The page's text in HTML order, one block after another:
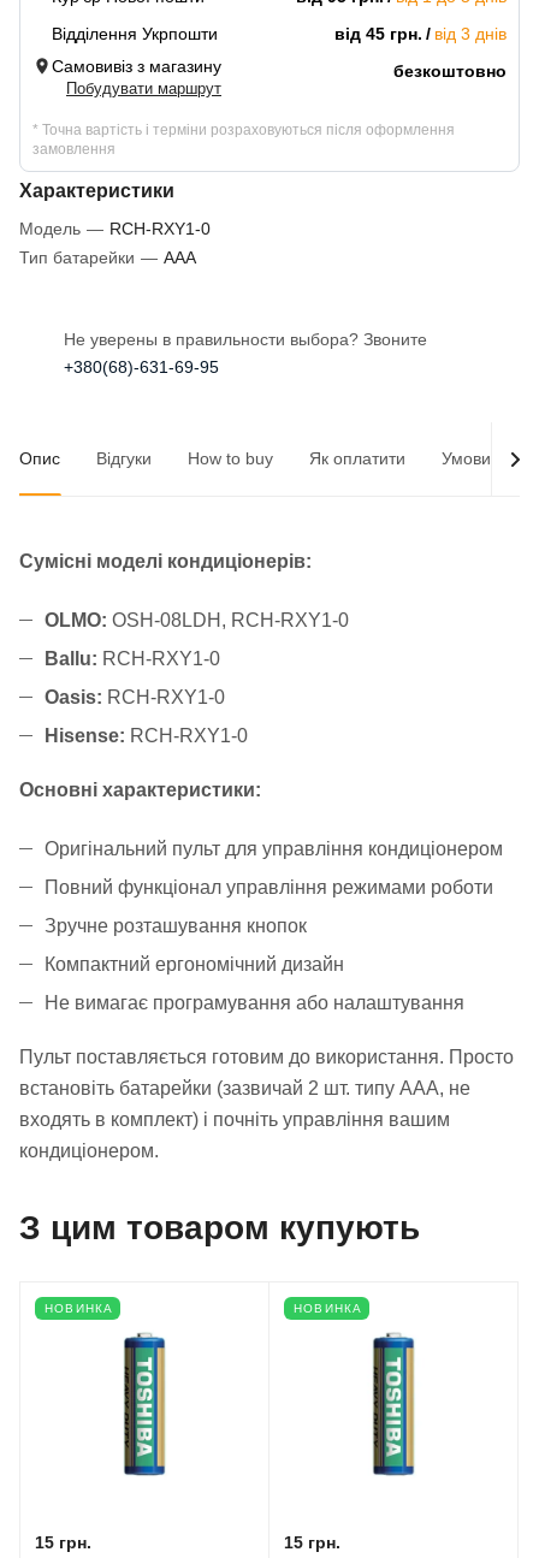
Відділення Укрпошти
від 45 грн.
від 3 днів
Самовивіз з магазину
Побудувати маршрут
безкоштовно
* Точна вартість і терміни розраховуються після оформлення
замовлення
Характеристики
Модель — RCH-RXY1-0
Тип батарейки — AAA
Не уверены в правильности выбора? Звоните
+380(68)-631-69-95
Опис Відгуки How to buy Як оплатити Умови
Сумісні моделі кондиціонерів:
OLMO: OSH-08LDH, RCH-RXY1-0
Ballu: RCH-RXY1-0
Oasis: RCH-RXY1-0
Hisense: RCH-RXY1-0
Основні характеристики:
Оригінальний пульт для управління кондиціонером
Повний функціонал управління режимами роботи
Зручне розташування кнопок
Компактний ергономічний дизайн
Не вимагає програмування або налаштування
Пульт поставляється готовим до використання. Просто
встановіть батарейки (зазвичай 2 шт. типу AAA, не
входять в комплект) і почніть управління вашим
кондиціонером.
З цим товаром купують
НОВИНКА
15 грн.
НОВИНКА
15 грн.